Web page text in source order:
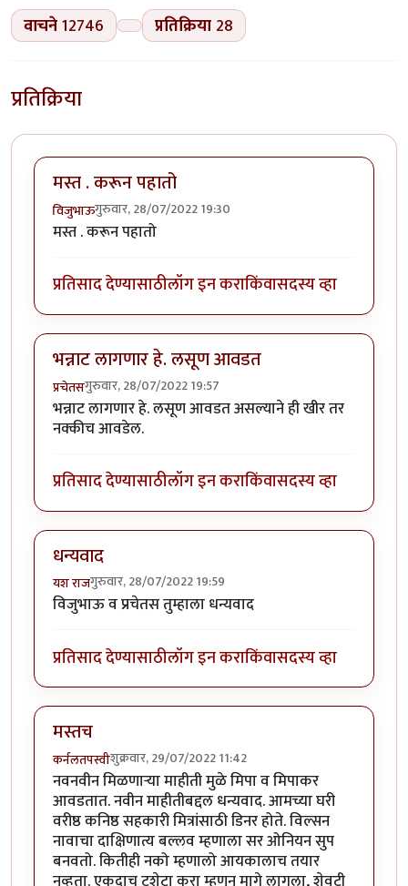
वाचने12746 प्रतिक्रिया 28
प्रतिक्रिया
मस्त . करून पहातो
विजुभाऊगुरुवार, 28/07/2022 19:30
मस्त . करून पहातो
प्रतिसाद देण्यासाठीलॉग इन कराकिंवासदस्य व्हा
भन्नाट लागणार हे. लसूण आवडत
प्रचेतसगुरुवार, 28/07/2022 19:57
भन्नाट लागणार हे. लसूण आवडत असल्याने ही खीर तर
नक्कीच आवडेल.
प्रतिसाद देण्यासाठीलॉग इन कराकिंवासदस्य व्हा
धन्यवाद
यश राजगुरुवार, 28/07/2022 19:59
विजुभाऊ व प्रचेतस तुम्हाला धन्यवाद
प्रतिसाद देण्यासाठीलॉग इन कराकिंवासदस्य व्हा
मस्तच
कर्नलतपस्वीशुक्रवार, 29/07/2022 11:42
नवनवीन मिळणार्‍या माहीती मुळे मिपा व मिपाकर
आवडतात. नवीन माहीतीबद्दल धन्यवाद. आमच्या घरी
वरीष्ठ कनिष्ठ सहकारी मित्रांसाठी डिनर होते. विल्सन
नावाचा दाक्षिणात्य बल्लव म्हणाला सर ओनियन सुप
बनवतो. कितीही नको म्हणालो आयकालाच तयार